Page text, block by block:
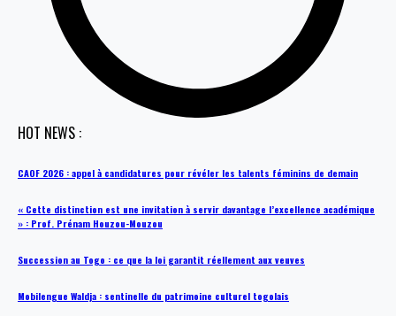
HOT NEWS :
CAOF 2026 : appel à candidatures pour révéler les talents féminins de demain
« Cette distinction est une invitation à servir davantage l’excellence académique
» : Prof. Prénam Houzou-Mouzou
Succession au Togo : ce que la loi garantit réellement aux veuves
Mobilengue Waldja : sentinelle du patrimoine culturel togolais